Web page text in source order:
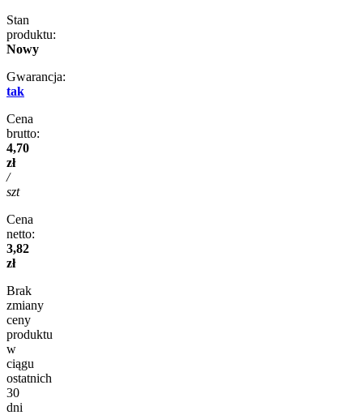
Stan
produktu:
Nowy
Gwarancja:
tak
Cena
brutto:
4,70
zł
/
szt
Cena
netto:
3,82
zł
Brak
zmiany
ceny
produktu
w
ciągu
ostatnich
30
dni